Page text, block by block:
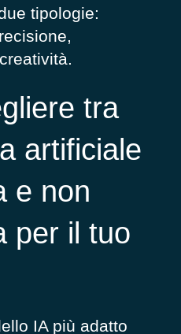
tipologie:
tra
artificiale
e non
per il tuo
IA più adatto